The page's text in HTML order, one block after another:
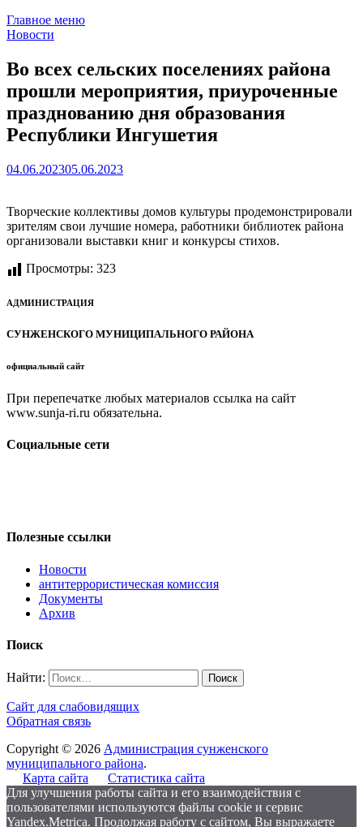
Главное меню
Новости
Во всех сельских поселениях района
прошли мероприятия, приуроченные
празднованию дня образования
Республики Ингушетия
04.06.202305.06.2023
Творческие коллективы домов культуры продемонстрировали
зрителям свои лучшие номера, работники библиотек района
организовали выставки книг и конкурсы стихов.
Просмотры: 323
АДМИНИСТРАЦИЯ
СУНЖЕНСКОГО МУНИЦИПАЛЬНОГО РАЙОНА
официальный сайт
При перепечатке любых материалов ссылка на сайт
www.sunja-ri.ru обязательна.
Социальные сети
Полезные ссылки
Новости
антитеррористическая комиссия
Документы
Архив
Поиск
Найти:
Сайт для слабовидящих
Обратная связь
Copyright © 2026 Администрация сунженского
муниципального района.
Карта сайта
Статистика сайта
Для улучшения работы сайта и его взаимодействия с
пользователями используются файлы cookie и сервис
Yandex.Metrica. Продолжая работу с сайтом, Вы выражаете